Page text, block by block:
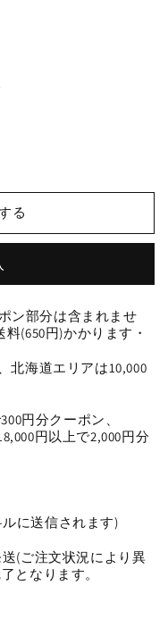
る
ン部分は含まれませ
(650円)かかります・
北海道エリアは10,000
円分クーポン、
円以上で2,000円分
に送信されます)
(ご注文状況により異
となります。